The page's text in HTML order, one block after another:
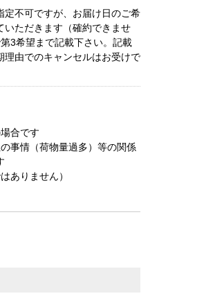
不可ですが、お届け日のご希
いただきます（確約できませ
3希望まで記載下さい。記載
由でのキャンセルはお受けで
合です
事情（荷物量過多）等の関係
ありません）